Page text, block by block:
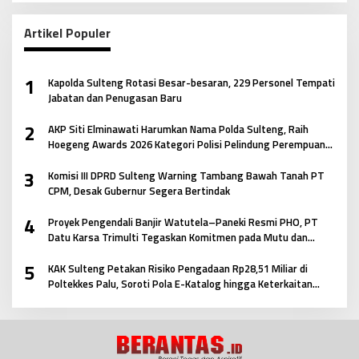
Artikel Populer
1
Kapolda Sulteng Rotasi Besar-besaran, 229 Personel Tempati
Jabatan dan Penugasan Baru
2
AKP Siti Elminawati Harumkan Nama Polda Sulteng, Raih
Hoegeng Awards 2026 Kategori Polisi Pelindung Perempuan
3
Komisi III DPRD Sulteng Warning Tambang Bawah Tanah PT
CPM, Desak Gubernur Segera Bertindak
4
Proyek Pengendali Banjir Watutela–Paneki Resmi PHO, PT
Datu Karsa Trimulti Tegaskan Komitmen pada Mutu dan
5
KAK Sulteng Petakan Risiko Pengadaan Rp28,51 Miliar di
Poltekkes Palu, Soroti Pola E-Katalog hingga Keterkaitan